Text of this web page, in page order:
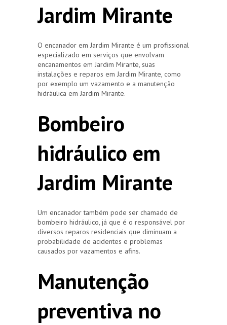
Jardim Mirante
O encanador em Jardim Mirante é um profissional
especializado em serviços que envolvam
encanamentos em Jardim Mirante, suas
instalações e reparos em Jardim Mirante, como
por exemplo um vazamento e a manutenção
hidráulica em Jardim Mirante.
Bombeiro
hidráulico em
Jardim Mirante
Um encanador também pode ser chamado de
bombeiro hidráulico, já que é o responsável por
diversos reparos residenciais que diminuam a
probabilidade de acidentes e problemas
causados por vazamentos e afins.
Manutenção
preventiva no